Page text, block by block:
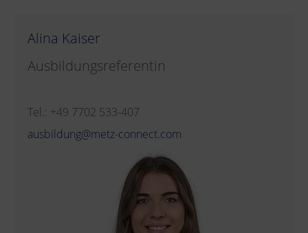
Alina Kaiser
Ausbildungsreferentin
Tel.: +49 7702 533-407
ausbildung@metz-connect.com